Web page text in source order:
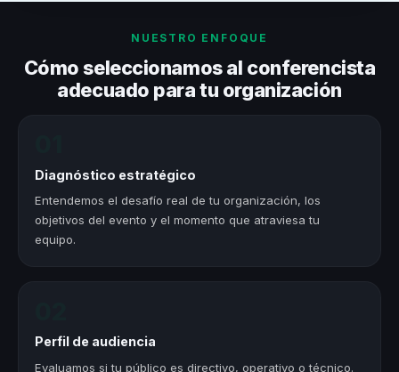
NUESTRO ENFOQUE
Cómo seleccionamos al conferencista
adecuado para tu organización
Diagnóstico estratégico
Entendemos el desafío real de tu organización, los
objetivos del evento y el momento que atraviesa tu
equipo.
Perfil de audiencia
Evaluamos si tu público es directivo, operativo o técnico.